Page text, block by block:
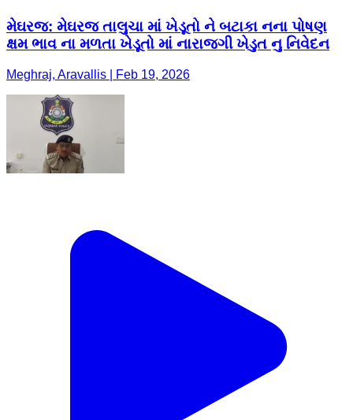
મેઘરજ: મેઘરજ તાલુચા માં ખેડૂતો ને બટાકા નના પોષણ
ક્ષમ ભાવ ના મળતા ખેડૂતો માં નારાજગી ખેડુત નુ નિવેદન
Meghraj, Aravallis | Feb 19, 2026